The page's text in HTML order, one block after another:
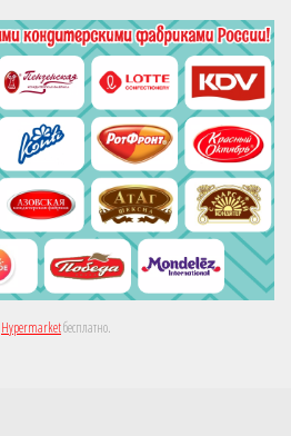
Hypermarketбесплатно.